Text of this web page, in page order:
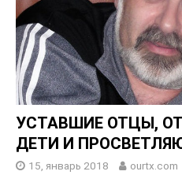
УСТАВШИЕ ОТЦЫ,
ДЕТИ И
15, январь 2018 ourtx.com